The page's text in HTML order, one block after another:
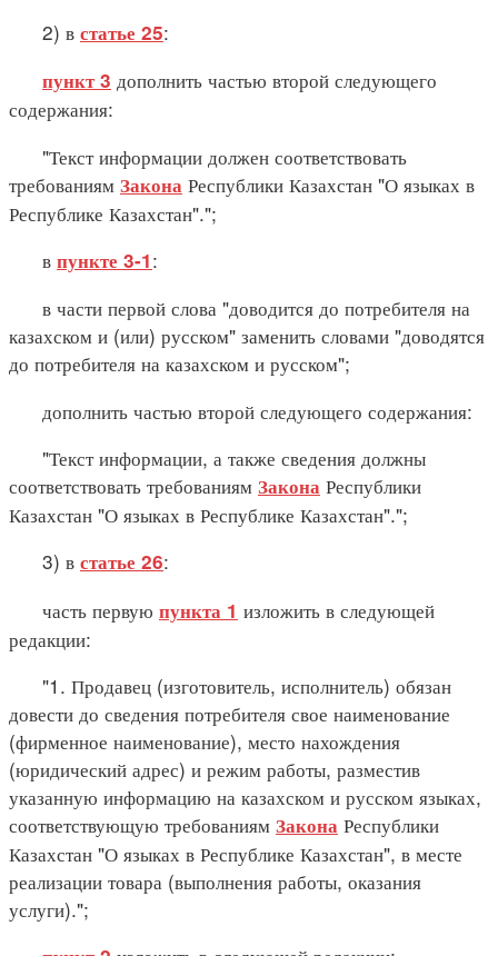
2) в статье 25:
пункт 3 дополнить частью второй следующего
содержания:
"Текст информации должен соответствовать
требованиям Закона Республики Казахстан "О языках в
Республике Казахстан".";
в пункте 3-1:
в части первой слова "доводится до потребителя на
казахском и (или) русском" заменить словами "доводятся
до потребителя на казахском и русском";
дополнить частью второй следующего содержания:
"Текст информации, а также сведения должны
соответствовать требованиям Закона Республики
Казахстан "О языках в Республике Казахстан".";
3) в статье 26:
часть первую пункта 1 изложить в следующей
редакции:
"1. Продавец (изготовитель, исполнитель) обязан
довести до сведения потребителя свое наименование
(фирменное наименование), место нахождения
(юридический адрес) и режим работы, разместив
указанную информацию на казахском и русском языках,
соответствующую требованиям Закона Республики
Казахстан "О языках в Республике Казахстан", в месте
реализации товара (выполнения работы, оказания
услуги).";